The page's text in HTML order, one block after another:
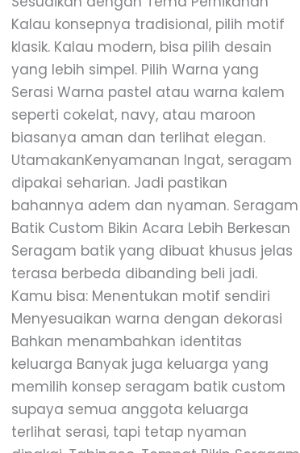
Kalau konsepnya tradisional, pilih motif
klasik. Kalau modern, bisa pilih desain
yang lebih simpel. Pilih Warna yang
Serasi Warna pastel atau warna kalem
seperti cokelat, navy, atau maroon
biasanya aman dan terlihat elegan.
UtamakanKenyamanan Ingat, seragam
dipakai seharian. Jadi pastikan
bahannya adem dan nyaman. Seragam
Batik Custom Bikin Acara Lebih Berkesan
Seragam batik yang dibuat khusus jelas
terasa berbeda dibanding beli jadi.
Kamu bisa: Menentukan motif sendiri
Menyesuaikan warna dengan dekorasi
Bahkan menambahkan identitas
keluarga Banyak juga keluarga yang
memilih konsep seragam batik custom
supaya semua anggota keluarga
terlihat serasi, tapi tetap nyaman